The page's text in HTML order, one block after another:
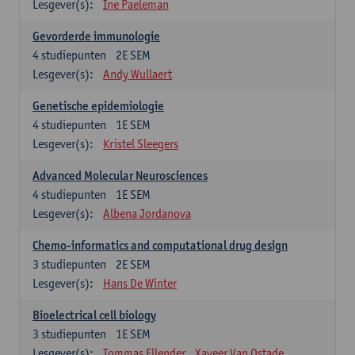
Lesgever(s):
Ine Paeleman
Gevorderde immunologie
2E SEM
4studiepunten
Lesgever(s):
Andy Wullaert
Genetische epidemiologie
1E SEM
4studiepunten
Lesgever(s):
Kristel Sleegers
Advanced Molecular Neurosciences
1E SEM
4studiepunten
Lesgever(s):
Albena Jordanova
Chemo-informatics and computational drug design
2E SEM
3 studiepunten
Lesgever(s):
Hans De Winter
Bioelectrical cell biology
1E SEM
3 studiepunten